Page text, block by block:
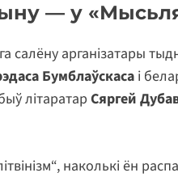
— у
арганізатары
Бумблаўскасаі
літаратар Сяргей
наколькі ён